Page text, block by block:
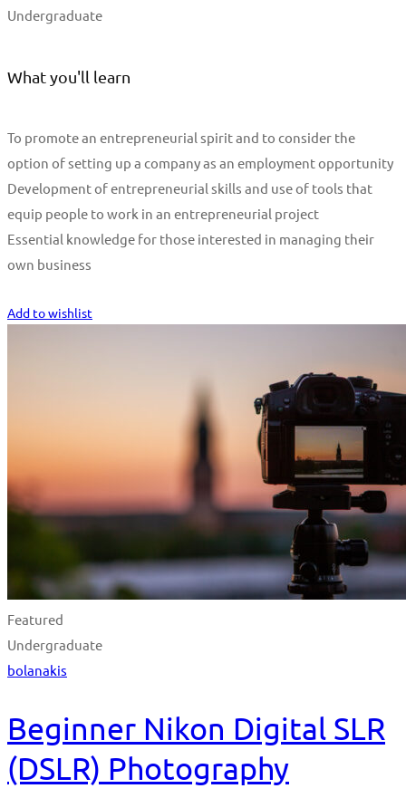
Undergraduate
What you'll learn
To promote an entrepreneurial spirit and to consider the
option of setting up a company as an employment opportunity
Development of entrepreneurial skills and use of tools that
equip people to work in an entrepreneurial project
Essential knowledge for those interested in managing their
own business
Add to wishlist
Featured
Undergraduate
bolanakis
Beginner Nikon Digital SLR
(DSLR) Photography